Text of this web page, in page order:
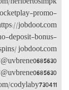
jovita.com
code-
https://